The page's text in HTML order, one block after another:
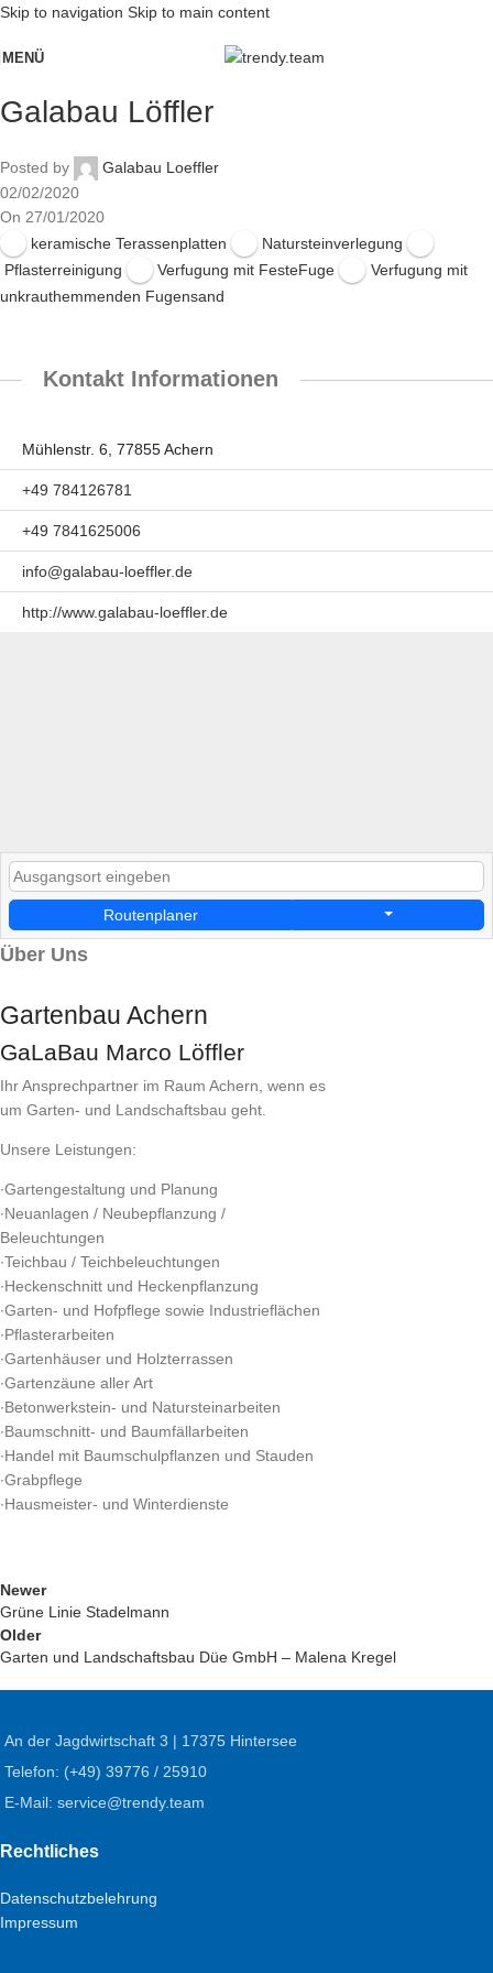
Skip to navigation Skip to main content
MENÜ
Galabau Löffler
Posted by
Galabau Loeffler
02/02/2020
On 27/01/2020
keramische Terassenplatten
Natursteinverlegung
Pflasterreinigung
Verfugung mit FesteFuge
Verfugung mit
unkrauthemmenden Fugensand
Kontakt Informationen
Mühlenstr. 6, 77855 Achern
+49 784126781
+49 7841625006
info@galabau-loeffler.de
http://www.galabau-loeffler.de
Routenplaner
Über Uns
Gartenbau Achern
GaLaBau Marco Löffler
Ihr Ansprechpartner im Raum Achern, wenn es
um Garten- und Landschaftsbau geht.
Unsere Leistungen:
∙Gartengestaltung und Planung
∙Neuanlagen / Neubepflanzung /
Beleuchtungen
∙Teichbau / Teichbeleuchtungen
∙Heckenschnitt und Heckenpflanzung
∙Garten- und Hofpflege sowie Industrieflächen
∙Pflasterarbeiten
∙Gartenhäuser und Holzterrassen
∙Gartenzäune aller Art
∙Betonwerkstein- und Natursteinarbeiten
∙Baumschnitt- und Baumfällarbeiten
∙Handel mit Baumschulpflanzen und Stauden
∙Grabpflege
∙Hausmeister- und Winterdienste
Newer
Grüne Linie Stadelmann
Older
Garten und Landschaftsbau Düe GmbH – Malena Kregel
An der Jagdwirtschaft 3 | 17375 Hintersee
Telefon: (+49) 39776 / 25910
E-Mail: service@trendy.team
Rechtliches
Datenschutzbelehrung
Impressum